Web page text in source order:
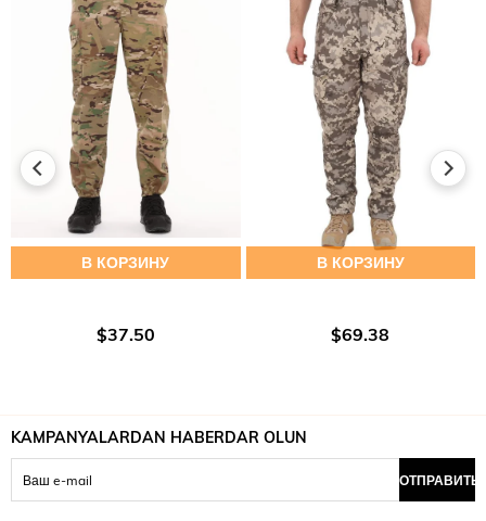
В КОРЗИНУ
$37.50
В КОРЗИНУ
$69.38
KAMPANYALARDAN HABERDAR OLUN
ОТПРАВИТЬ